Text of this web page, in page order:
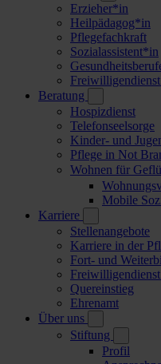
Erzieher*in
Heilpädagog*in
Pflegefachkraft
Sozialassistent*in
Beratung
Hospizdienst
Telefonseelsorge
Kinder- und
Pflege in Not
Wohnen für
Mobile
Karriere
Stellenangebote
Karriere in der
Fort- und
Quereinstieg
Ehrenamt
Über uns
Stiftung
Profil